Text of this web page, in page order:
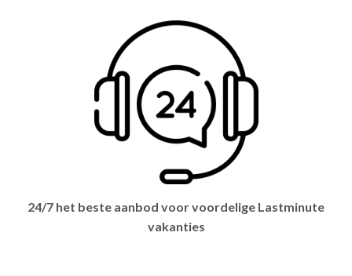
24/7 het beste aanbod voor voordelige Lastminute
vakanties